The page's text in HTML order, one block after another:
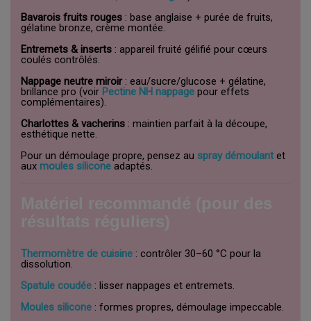
Bavarois fruits rouges : base anglaise + purée de fruits,
gélatine bronze, crème montée.
Entremets & inserts : appareil fruité gélifié pour cœurs
coulés contrôlés.
Nappage neutre miroir: eau/sucre/glucose + gélatine,
brillance pro (voir Pectine NH nappage pour effets
complémentaires).
Charlottes & vacherins : maintien parfait à la découpe,
esthétique nette.
Pour un démoulage propre, pensez au spray démoulant et
aux moules silicone adaptés.
Thermomètre de cuisine : contrôler 30–60 °C pour la
dissolution.
Spatule coudée : lisser nappages et entremets.
Moules silicone : formes propres, démoulage impeccable.